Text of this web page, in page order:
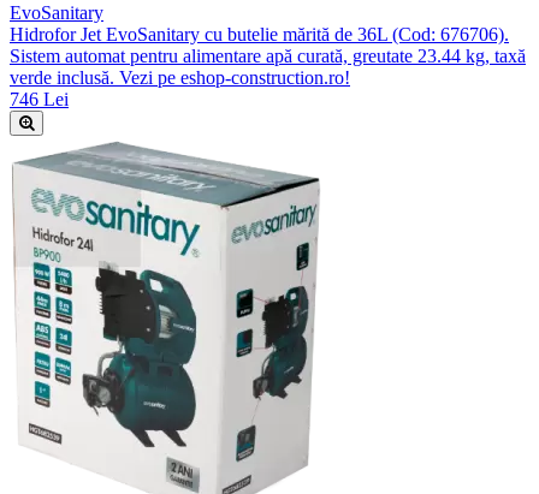
EvoSanitary
Hidrofor Jet EvoSanitary cu butelie mărită de 36L (Cod: 676706).
Sistem automat pentru alimentare apă curată, greutate 23.44 kg, taxă
verde inclusă. Vezi pe eshop-construction.ro!
746 Lei